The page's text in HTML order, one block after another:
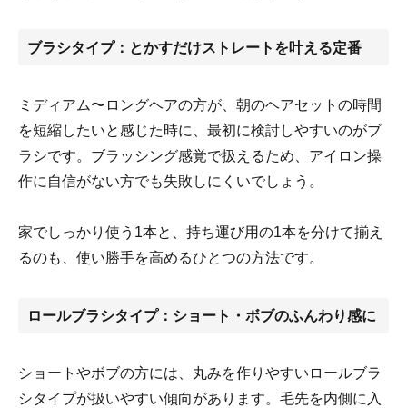
ブラシタイプ：とかすだけストレートを叶える定番
ミディアム〜ロングヘアの方が、朝のヘアセットの時間
を短縮したいと感じた時に、最初に検討しやすいのがブ
ラシです。ブラッシング感覚で扱えるため、アイロン操
作に自信がない方でも失敗しにくいでしょう。
家でしっかり使う1本と、持ち運び用の1本を分けて揃え
るのも、使い勝手を高めるひとつの方法です。
ロールブラシタイプ：ショート・ボブのふんわり感に
ショートやボブの方には、丸みを作りやすいロールブラ
シタイプが扱いやすい傾向があります。毛先を内側に入